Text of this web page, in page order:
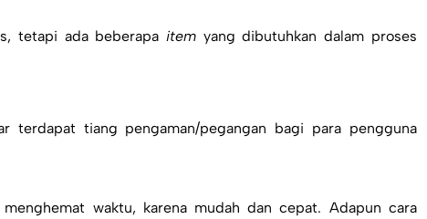
tetapi ada beberapaitem yang dibutuhkan dalam proses
terdapat tiang pengaman/pegangan bagi para pengguna
waktu, karena mudah dan cepat. Adapun cara